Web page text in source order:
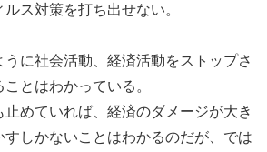
ス対策を打ち出せない。
に社会活動、経済活動をストップさ
とはわかっている。
止めていれば、経済のダメージが大き
しかないことはわかるのだが、では